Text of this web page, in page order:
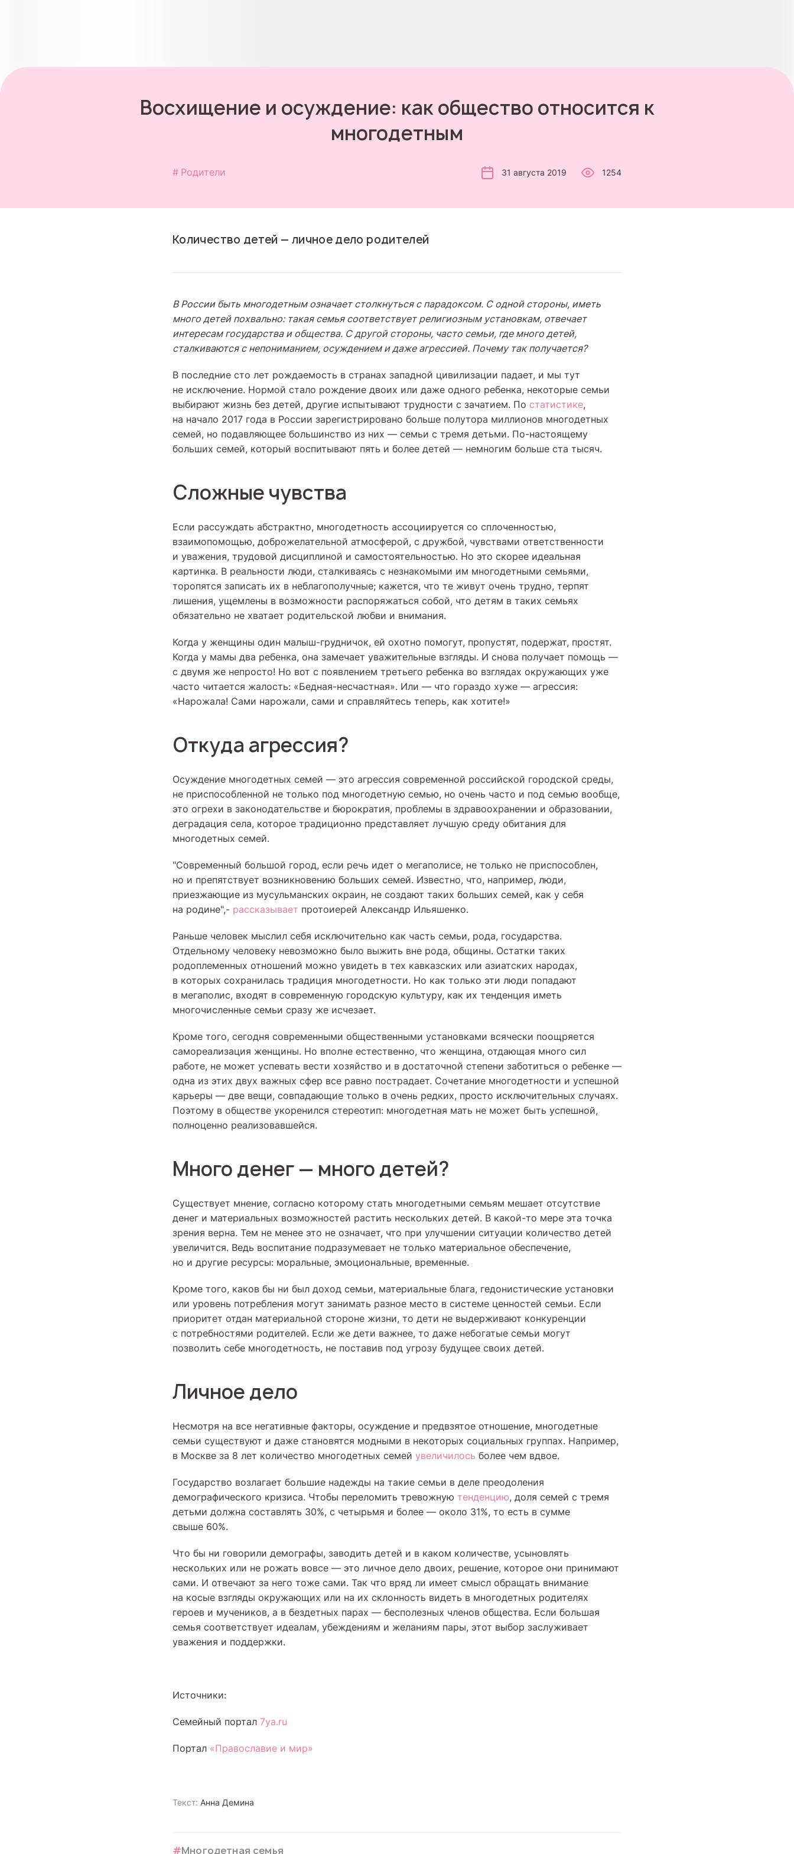
Восхищение и осуждение: как общество относится к
многодетным
Родители 31 августа 2019 1254
Количество детей — личное дело родителей
В России быть многодетным означает столкнуться с парадоксом. С одной стороны, иметь
много детей похвально: такая семья соответствует религиозным установкам, отвечает
интересам государства и общества. С другой стороны, часто семьи, где много детей,
сталкиваются с непониманием, осуждением и даже агрессией. Почему так получается?
В последние сто лет рождаемость в странах западной цивилизации падает, и мы тут
не исключение. Нормой стало рождение двоих или даже одного ребенка, некоторые семьи
выбирают жизнь без детей, другие испытывают трудности с зачатием. По статистике,
на начало 2017 года в России зарегистрировано больше полутора миллионов многодетных
семей, но подавляющее большинство из них — семьи с тремя детьми. По-настоящему
больших семей, который воспитывают пять и более детей — немногим больше ста тысяч.
Сложные чувства
Если рассуждать абстрактно, многодетность ассоциируется со сплоченностью,
взаимопомощью, доброжелательной атмосферой, с дружбой, чувствами ответственности
и уважения, трудовой дисциплиной и самостоятельностью. Но это скорее идеальная
картинка. В реальности люди, сталкиваясь с незнакомыми им многодетными семьями,
торопятся записать их в неблагополучные; кажется, что те живут очень трудно, терпят
лишения, ущемлены в возможности распоряжаться собой, что детям в таких семьях
обязательно не хватает родительской любви и внимания.
Когда у женщины один малыш-грудничок, ей охотно помогут, пропустят, подержат, простят.
Когда у мамы два ребенка, она замечает уважительные взгляды. И снова получает помощь —
с двумя же непросто! Но вот с появлением третьего ребенка во взглядах окружающих уже
часто читается жалость: «Бедная-несчастная». Или — что гораздо хуже — агрессия:
«Нарожала! Сами нарожали, сами и справляйтесь теперь, как хотите!»
Откуда агрессия?
Осуждение многодетных семей — это агрессия современной российской городской среды,
не приспособленной не только под многодетную семью, но очень часто и под семью вообще,
это огрехи в законодательстве и бюрократия, проблемы в здравоохранении и образовании,
деградация села, которое традиционно представляет лучшую среду обитания для
многодетных семей.
"Современный большой город, если речь идет о мегаполисе, не только не приспособлен,
но и препятствует возникновению больших семей. Известно, что, например, люди,
приезжающие из мусульманских окраин, не создают таких больших семей, как у себя
на родине",- рассказывает протоиерей Александр Ильяшенко.
Раньше человек мыслил себя исключительно как часть семьи, рода, государства.
Отдельному человеку невозможно было выжить вне рода, общины. Остатки таких
родоплеменных отношений можно увидеть в тех кавказских или азиатских народах,
в которых сохранилась традиция многодетности. Но как только эти люди попадают
в мегаполис, входят в современную городскую культуру, как их тенденция иметь
многочисленные семьи сразу же исчезает.
Кроме того, сегодня современными общественными установками всячески поощряется
самореализация женщины. Но вполне естественно, что женщина, отдающая много сил
работе, не может успевать вести хозяйство и в достаточной степени заботиться о ребенке —
одна из этих двух важных сфер все равно пострадает. Сочетание многодетности и успешной
карьеры — две вещи, совпадающие только в очень редких, просто исключительных случаях.
Поэтому в обществе укоренился стереотип: многодетная мать не может быть успешной,
полноценно реализовавшейся.
Много денег — много детей?
Существует мнение, согласно которому стать многодетными семьям мешает отсутствие
денег и материальных возможностей растить нескольких детей. В какой-то мере эта точка
зрения верна. Тем не менее это не означает, что при улучшении ситуации количество детей
увеличится. Ведь воспитание подразумевает не только материальное обеспечение,
но и другие ресурсы: моральные, эмоциональные, временные.
Кроме того, каков бы ни был доход семьи, материальные блага, гедонистические установки
или уровень потребления могут занимать разное место в системе ценностей семьи. Если
приоритет отдан материальной стороне жизни, то дети не выдерживают конкуренции
с потребностями родителей. Если же дети важнее, то даже небогатые семьи могут
позволить себе многодетность, не поставив под угрозу будущее своих детей.
Личное дело
Несмотря на все негативные факторы, осуждение и предвзятое отношение, многодетные
семьи существуют и даже становятся модными в некоторых социальных группах. Например,
в Москве за 8 лет количество многодетных семей увеличилось более чем вдвое.
Государство возлагает большие надежды на такие семьи в деле преодоления
демографического кризиса. Чтобы переломить тревожную тенденцию, доля семей с тремя
детьми должна составлять 30%, с четырьмя и более — около 31%, то есть в сумме
свыше 60%.
Что бы ни говорили демографы, заводить детей и в каком количестве, усыновлять
нескольких или не рожать вовсе — это личное дело двоих, решение, которое они принимают
сами. И отвечают за него тоже сами. Так что вряд ли имеет смысл обращать внимание
на косые взгляды окружающих или на их склонность видеть в многодетных родителях
героев и мучеников, а в бездетных парах — бесполезных членов общества. Если большая
семья соответствует идеалам, убеждениям и желаниям пары, этот выбор заслуживает
уважения и поддержки.
Источники:
Семейный портал 7ya.ru
Портал «Православие и мир»
Текст: Анна Демина
Многодетная семья